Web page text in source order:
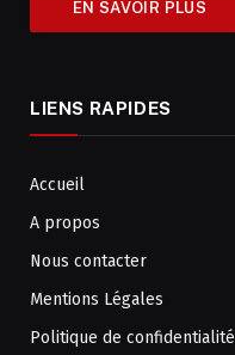
EN SAVOIR PLUS
LIENS RAPIDES
Accueil
A propos
Nous contacter
Mentions Légales
Politique de confidentialité